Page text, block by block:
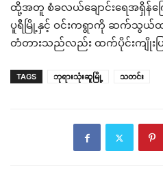
ထို့အတူ စံခလယ်ချောင်းရေအရှိန်က
ပူရီမြို့နှင့် ဝင်းကရွာကို ဆက်သွယ်ထ
တံတားသည်လည်း ထက်ပိုင်းကျိုးပြ
TAGS ဘုရားသုံးဆူမြို့ သတင်း